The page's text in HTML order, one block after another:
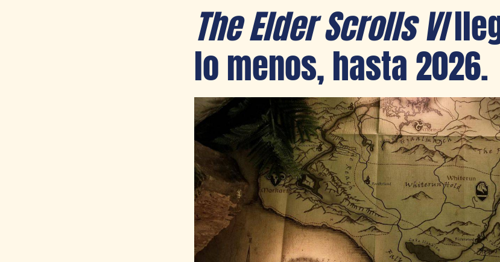
The Elder Scrolls VI
lo menos, hasta 2026.